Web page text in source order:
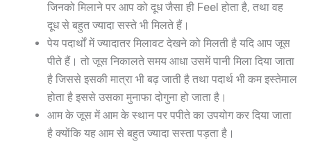
जिनको मिलाने पर आप को दूध जैसा ही Feel होता है, तथा वह
दूध से बहुत ज्यादा सस्ते भी मिलते हैं।
पेय पदार्थों में ज्यादातर मिलावट देखने को मिलती है यदि आप जूस
पीते हैं। तो जूस निकालते समय आधा उसमें पानी मिला दिया जाता
है जिससे इसकी मात्रा भी बढ़ जाती है तथा पदार्थ भी कम इस्तेमाल
होता है इससे उसका मुनाफा दोगुना हो जाता है।
आम के जूस में आम के स्थान पर पपीते का उपयोग कर दिया जाता
है क्योंकि यह आम से बहुत ज्यादा सस्ता पड़ता है।